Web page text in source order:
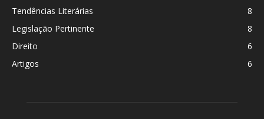
Tendências Literárias
8
Legislação Pertinente
8
Direito
6
Artigos
6